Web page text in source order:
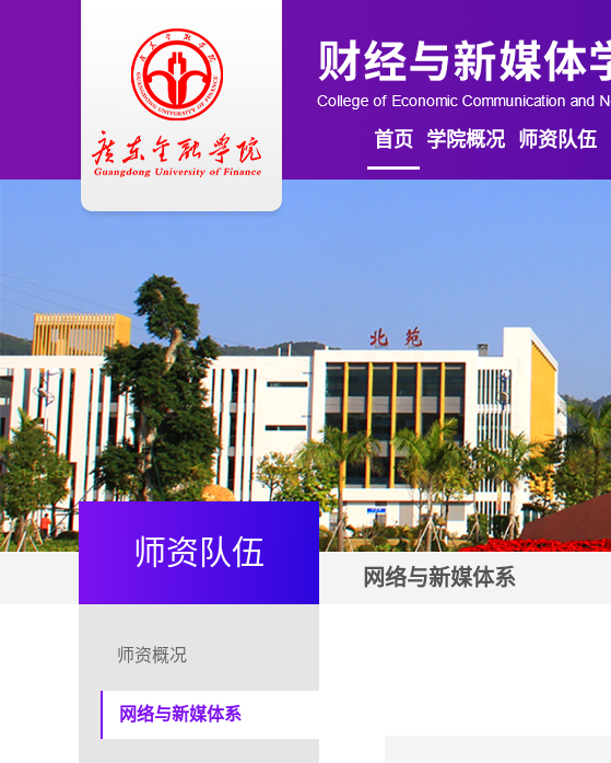
首页 学院概况 师资队伍
师资队伍
网络与新媒体系
师资概况
网络与新媒体系